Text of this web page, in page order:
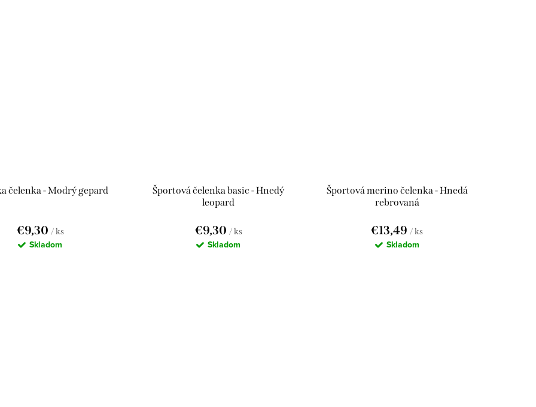
čelenka - Modrý gepard
€9,30 / ks
Skladom
Športová čelenka basic - Hnedý
leopard
€9,30 / ks
Skladom
Športová merino čelenka - Hnedá
rebrovaná
€13,49/ ks
Skladom